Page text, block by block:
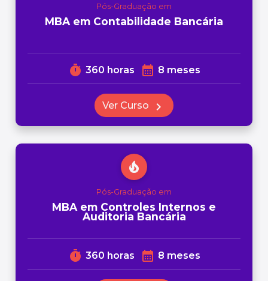
Pós-Graduação em
MBA em Contabilidade Bancária
timer 360 horas calendar_month 8 meses
Ver Curso chevron_right
local_fire_department
Pós-Graduação em
MBA em Controles Internos e
Auditoria Bancária
timer 360 horas calendar_month 8 meses